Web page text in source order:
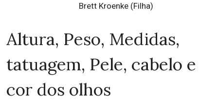
Brett Kroenke (Filha)
Altura, Peso, Medidas,
tatuagem, Pele, cabelo e
cor dos olhos